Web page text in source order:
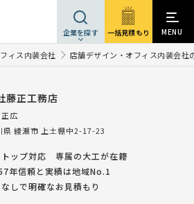
企業を探す 一括見積もり MENU
ィス内装会社 店舗デザイン・オフィス内装会社
藤正工務店
広
県 綾瀬市 上土棚中2-17-23
トップ対応 専属の大工が在籍
年信頼と実績は地域No.1
しで明確なお見積もり